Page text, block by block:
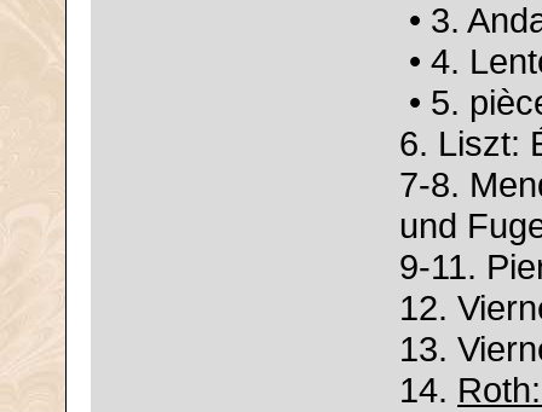
• 3.
• 4.
• 5.
6. Liszt:
7-8.
und
9-11.
12.
13.
14.